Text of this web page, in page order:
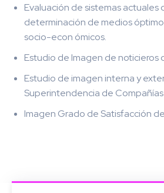
Evaluación de sistemas actuales
determinación de medios
socio-econ ómicos.
Estudio de Imagen de noticieros
Estudio de imagen interna y
Superintendencia de Compañías
Imagen Grado de Satisfacción